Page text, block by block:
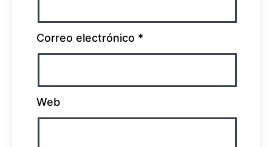
Correo electrónico *
Web